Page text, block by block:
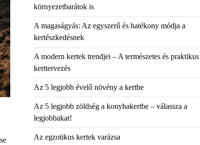
környezetbarátok is
A magaságyás: Az egyszerű és hatékony módja a
kertészkedésnek
A modern kertek trendjei – A természetes és praktikus
kerttervezés
Az 5 legjobb évelő növény a kertbe
Az 5 legjobb zöldség a konyhakertbe – válassza a
legjobbakat!
Az egzotikus kertek varázsa